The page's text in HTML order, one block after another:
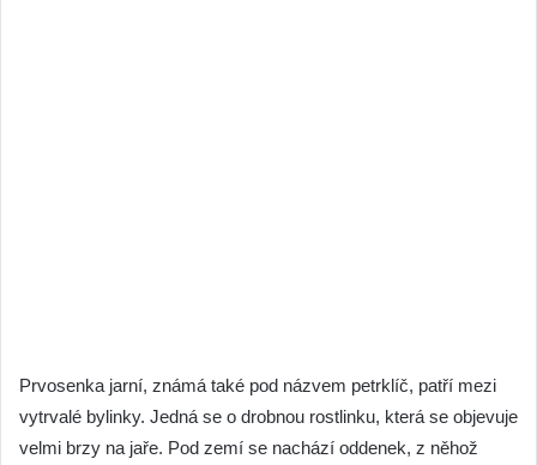
Prvosenka jarní, známá také pod názvem petrklíč, patří mezi
vytrvalé bylinky. Jedná se o drobnou rostlinku, která se objevuje
velmi brzy na jaře. Pod zemí se nachází oddenek, z něhož